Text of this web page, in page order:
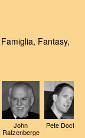
Fantasy,
John
Ratzenberge
Pete Docter